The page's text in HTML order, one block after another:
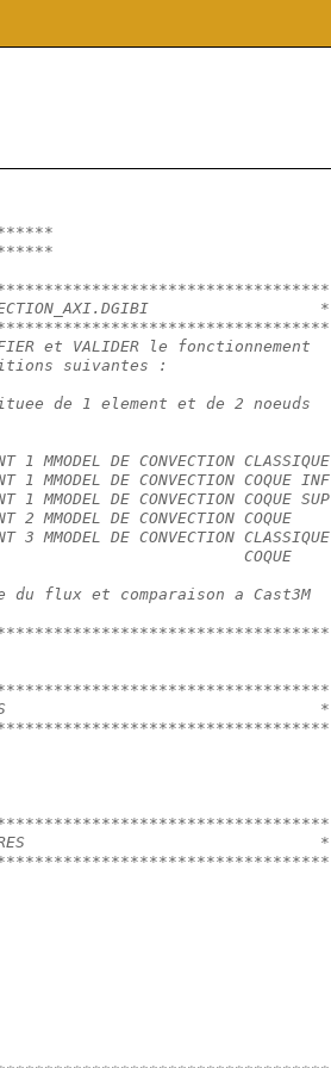
*
et VALIDER le fonctionnement
suivantes :
de 1 element et de 2 noeuds
MMODEL DE CONVECTION CLASSIQUE
DE CONVECTION COQUE INF
DE CONVECTION COQUE SUP
DE CONVECTION COQUE
DE CONVECTION CLASSIQUE
COQUE
flux et comparaison a Cast3M
*
*